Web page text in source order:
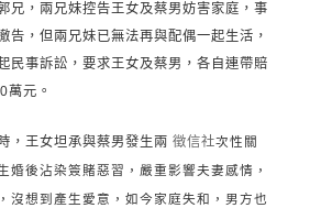
兄，兩兄妹控告王女及蔡男妨害家庭，事
告，但兩兄妹已無法再與配偶一起生活，
民事訴訟，要求王女及蔡男，各自連帶賠
萬元。
，王女坦承與蔡男發生兩 徵信社次性關
婚後沾染簽賭惡習，嚴重影響夫妻感情，
沒想到產生愛意，如今家庭失和，男方也